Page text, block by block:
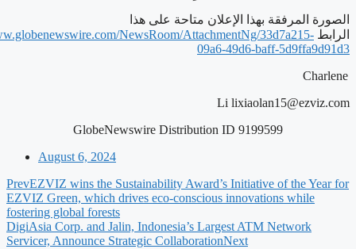
الصورة المرفقة بهذا الإعلان متاحة على هذا
الرابط NewsRoom/AttachmentNg/33d7a215-
09a6-49d6-baff-5d9ffa9d91d3
Charlene
Li lixiaolan15@ezviz.com
GlobeNewswire Distribution ID 9199599
August 6, 2024
PrevEZVIZ wins the Sustainability Award’s Initiative of the Year for
EZVIZ Green, which drives eco-conscious innovations while
fostering global forests
DigiAsia Corp. and Jalin, Indonesia’s Largest ATM Network
Servicer, Announce Strategic CollaborationNext